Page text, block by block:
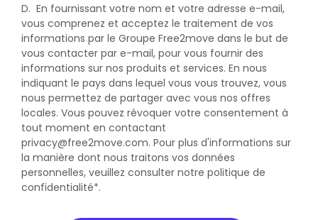
D. En fournissant votre nom et votre adresse e-mail,
vous comprenez et acceptez le traitement de vos
informations par le Groupe Free2move dans le but de
vous contacter par e-mail, pour vous fournir des
informations sur nos produits et services. En nous
indiquant le pays dans lequel vous vous trouvez, vous
nous permettez de partager avec vous nos offres
locales. Vous pouvez révoquer votre consentement à
tout moment en contactant
privacy@free2move.com. Pour plus d'informations sur
la manière dont nous traitons vos données
personnelles, veuillez consulter notre politique de
confidentialité*.